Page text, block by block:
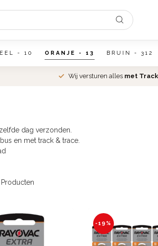
- 10 ORANJE - 13 BRUIN - 312
Wij versturen alles met
dag verzonden.
en met track & trace.
Producten
-19%